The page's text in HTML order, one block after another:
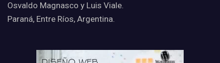
Osvaldo Magnasco y Luis Viale.
Paraná, Entre Ríos, Argentina.